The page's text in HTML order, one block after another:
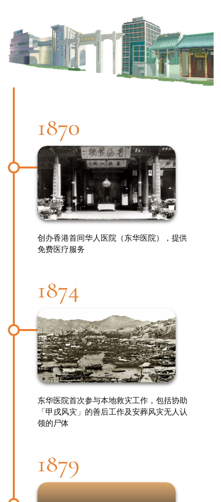
1870
创办香港首间华人医院（东华医院），提供
免费医疗服务
1874
东华医院首次参与本地救灾工作，包括协助
「甲戌风灾」的善后工作及安葬风灾无人认
领的尸体
1879